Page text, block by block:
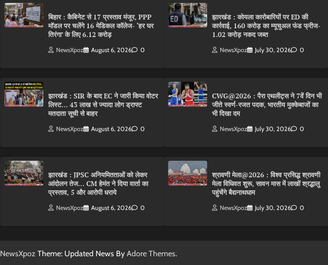
बिहार : कैबिनेट से 17 प्रस्ताव मंजूर, PPP
मॉडल पर चलेंगे 16 मेडिकल कॉलेज- ‘हर घर
तिरंगा’ के लिए 6.12 करोड़
NewsXpoz August 6, 2026 0
झारखंड : SIR के बाद EC ने जारी किया वोटर
लिस्ट… 43 लाख से ज्यादा लोग ड्राफ्ट
मतदाता सूची से बाहर
NewsXpoz August 6, 2026 0
झारखंड : JPSC अनियमितताओं को लेकर
आंदोलन तेज… CM हेमंत ने दिया वार्ता का
प्रस्ताव, 5 और आरोपी धराये
NewsXpoz August 6, 2026 0
झारखंड : कोयला कारोबारियों पर ED की
कार्रवाई, 160 करोड़ का म्यूचुअल फंड फ्रीज-
1.02 करोड़ नकद जब्त
NewsXpoz July 30, 2026 0
CWG@2026 : पैरा एथलीट्स ने 7वें दिन भी
जीते स्वर्ण-रजत पदक, भारतीय मुक्केबाजों का
भी दिखा दम
NewsXpoz July 30, 2026 0
श्रावणी मेला@2026 : विश्व प्रसिद्ध श्रावणी
मेला विधिवत शुरू, सावन मास में लाखों श्रद्धालु
पहुंचेंगे बैद्यनाथधाम
NewsXpoz July 30, 2026 0
NewsXpoz Theme: Updated News By Adore Themes.